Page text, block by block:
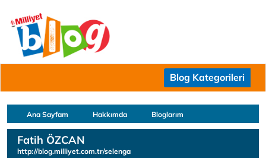
Blog Kategorileri
Ana Sayfam Hakkımda Bloglarım
Fatih ÖZCAN
http://blog.milliyet.com.tr/selenga